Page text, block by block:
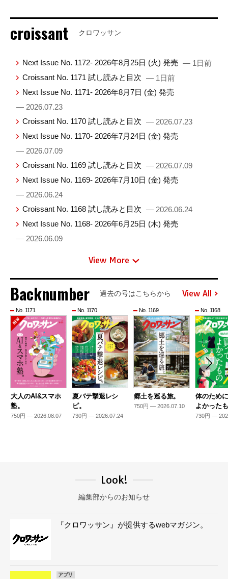
croissant クロワッサン
Next Issue No. 1172- 2026年8月25日 (火) 発売 — 1日前
Croissant No. 1171 試し読みと目次 — 1日前
Next Issue No. 1171- 2026年8月7日 (金) 発売
— 2026.07.23
Croissant No. 1170 試し読みと目次 — 2026.07.23
Next Issue No. 1170- 2026年7月24日 (金) 発売
— 2026.07.09
Croissant No. 1169 試し読みと目次 — 2026.07.09
Next Issue No. 1169- 2026年7月10日 (金) 発売
— 2026.06.24
Croissant No. 1168 試し読みと目次 — 2026.06.24
Next Issue No. 1168- 2026年6月25日 (木) 発売
— 2026.06.09
View More
Backnumber 過去の号はこちらから View All
No. 1171
大人のAI&スマホ
塾。
750円 — 2026.08.07
No. 1170
夏バテ撃退レシ
ピ。
730円 — 2026.07.24
No. 1169
郷土を巡る旅。
750円 — 2026.07.10
No. 1168
体のため
よかった
730円 —
Look!
編集部からのお知らせ
『クロワッサン』が提供するwebマガジン。
アプリ